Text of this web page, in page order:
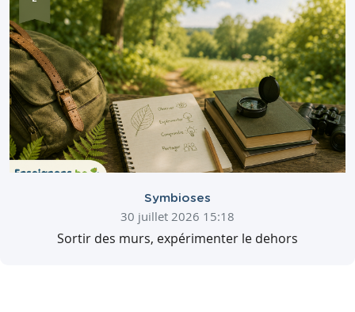
Symbioses
30 juillet 2026 15:18
Sortir des murs, expérimenter le dehors